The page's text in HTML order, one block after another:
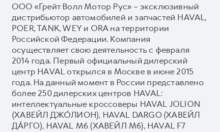
ООО «Грейт Волл Мотор Рус» – эксклюзивный
дистрибьютор автомобилей и запчастей HAVAL,
POER, TANK, WEY и ORA на территории
Российской Федерации. Компания
осуществляет свою деятельность с февраля
2014 года. Первый официальный дилерский
центр HAVAL открылся в Москве в июне 2015
года. На данный момент в России представлено
более 250 дилерских центров HAVAL:
интеллектуальные кроссоверы HAVAL JOLION
(ХАВЕЙЛ ДЖО́ЛИОН), HAVAL DARGO (ХАВЕЙЛ
ДА́РГО), HAVAL М6 (ХАВЕЙЛ M6), HAVAL F7